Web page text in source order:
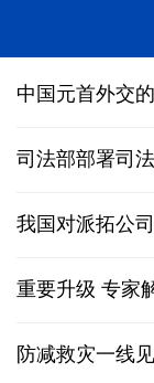
中国元首外交
司法部部署司
我国对派拓公
重要升级 专家
防减救灾一线